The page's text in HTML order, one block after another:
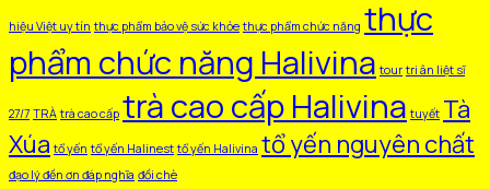
hiệu Việt uy tín thực phẩm bảo vệ sức khỏe thực phẩm chức năng thực
phẩm chức năng Halivina tour tri ân liệt sĩ
27/7 TRÀ trà cao cấp trà cao cấp Halivina tuyết Tà
Xúa tổ yến tổ yến Halinest tổ yến Halivina tổ yến nguyên chất
đạo lý đền ơn đáp nghĩa đồi chè